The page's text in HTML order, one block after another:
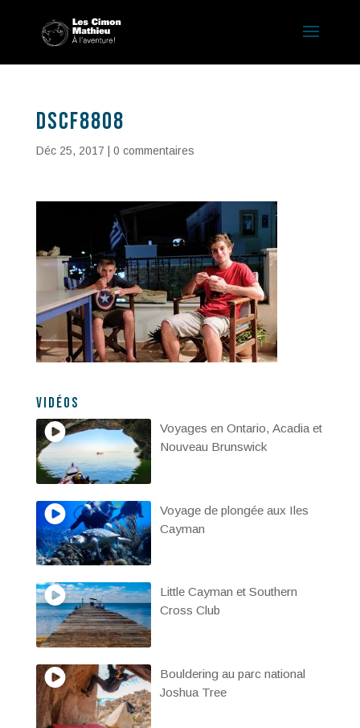
DSCF8808
Déc 25, 2017 0 commentaires
Vidéos
Voyages en Ontario, Acadia et
Nouveau Brunswick
Voyage de plongée aux Iles
Cayman
Little Cayman et Southern
Cross Club
Bouldering au parc national
Joshua Tree